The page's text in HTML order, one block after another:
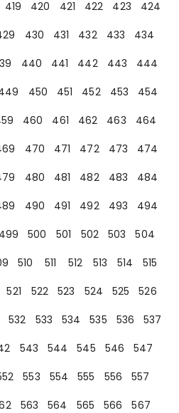
419 420 421 422 423
424
430 431 432 433
434
440 441 442 443
444
450 451 452 453
454
460 461 462 463
464
470 471 472 473
474
480 481 482 483
484
490 491 492 493
494
499 500 501 502 503
504
510 511 512 513 514
515
521 522 523 524 525
526
532 533 534 535 536
537
543 544 545 546
547
553 554 555 556
557
563 564 565 566
567